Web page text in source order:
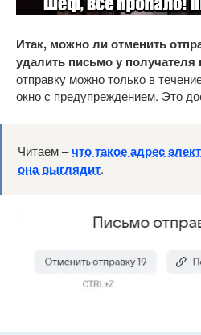
Итак, можно ли отменить
удалить письмо у
отправку можно только в
окно с предупреждением. Это
Читаем –что такое адрес
она выглядит.